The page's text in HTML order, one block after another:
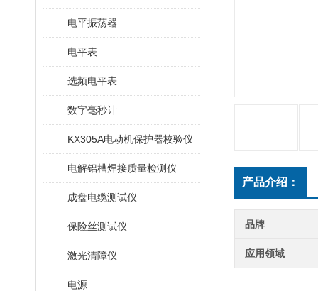
电平振荡器
电平表
选频电平表
数字毫秒计
KX305A电动机保护器校验仪
电解铝槽焊接质量检测仪
成盘电缆测试仪
保险丝测试仪
激光清障仪
电源
产品介绍：
品牌
应用领域